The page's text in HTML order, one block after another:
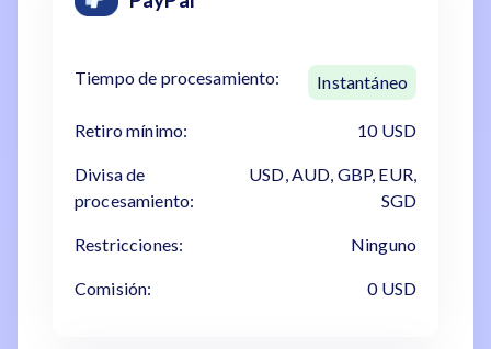
Tiempo de procesamiento: Instantáneo
Retiro mínimo: 10 USD
Divisa de
procesamiento:
USD, AUD, GBP, EUR,
SGD
Restricciones: Ninguno
Comisión: 0 USD